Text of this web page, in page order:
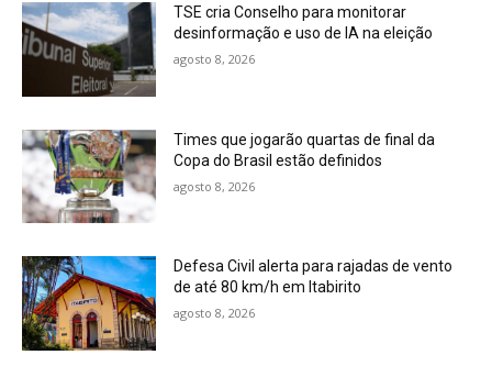
TSE cria Conselho para monitorar
desinformação e uso de IA na eleição
agosto 8, 2026
Times que jogarão quartas de final da
Copa do Brasil estão definidos
agosto 8, 2026
Defesa Civil alerta para rajadas de vento
de até 80 km/h em Itabirito
agosto 8, 2026